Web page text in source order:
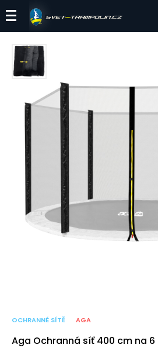
OCHRANNÉ SÍTĚ AGA
Aga Ochranná síť 400 cm na